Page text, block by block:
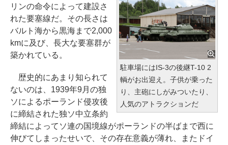
駐車場にはIS-3の後継T-10 2
輌がお出迎え。子供が乗った
り、主砲にしがみついたり、
人気のアトラクションだ
リンの命令によって建設さ
れた要塞線だ。その長さは
バルト海から黒海まで2,000
kmに及び、長大な要塞群が
築かれている。
歴史的にあまり知られて
ないのは、1939年9月の独
ソによるポーランド侵攻後
に締結された独ソ中立条約
締結によってソ連の国境線がポーランドの半ばまで西に
伸びてしまったせいで、その存在意義が薄れ、またドイ